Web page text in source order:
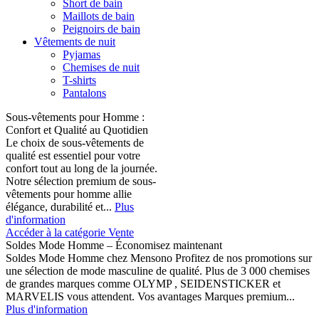
Short de bain
Maillots de bain
Peignoirs de bain
Vêtements de nuit
Pyjamas
Chemises de nuit
T-shirts
Pantalons
Sous-vêtements pour Homme :
Confort et Qualité au Quotidien
Le choix de sous-vêtements de
qualité est essentiel pour votre
confort tout au long de la journée.
Notre sélection premium de sous-
vêtements pour homme allie
élégance, durabilité et... Plus
d'information
Accéder à la catégorie Vente
Soldes Mode Homme – Économisez maintenant
Soldes Mode Homme chez Mensono Profitez de nos promotions sur
une sélection de mode masculine de qualité. Plus de 3 000 chemises
de grandes marques comme OLYMP , SEIDENSTICKER et
MARVELIS vous attendent. Vos avantages Marques premium...
Plus d'information